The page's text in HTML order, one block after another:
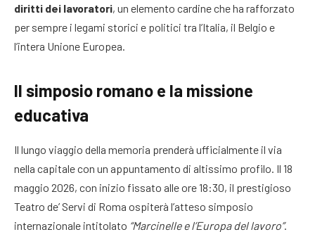
diritti dei lavoratori, un elemento cardine che ha rafforzato
per sempre i legami storici e politici tra l’Italia, il Belgio e
l’intera Unione Europea.
Il simposio romano e la missione
educativa
Il lungo viaggio della memoria prenderà ufficialmente il via
nella capitale con un appuntamento di altissimo profilo. Il 18
maggio 2026, con inizio fissato alle ore 18:30, il prestigioso
Teatro de’ Servi di Roma ospiterà l’atteso simposio
internazionale intitolato “Marcinelle e l’Europa del lavoro”.